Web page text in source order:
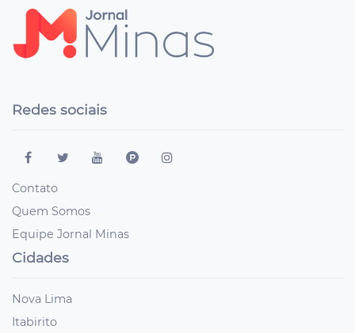
Redes sociais
Contato
Quem Somos
Equipe Jornal Minas
Cidades
Nova Lima
Itabirito